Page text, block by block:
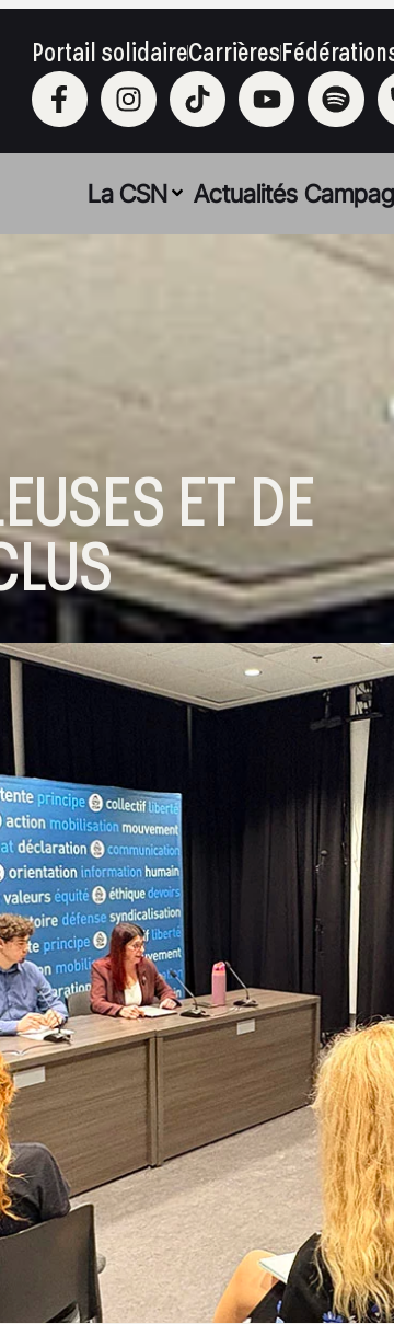
Portail solidaireCarrières
La CSN Actualités
ET DE